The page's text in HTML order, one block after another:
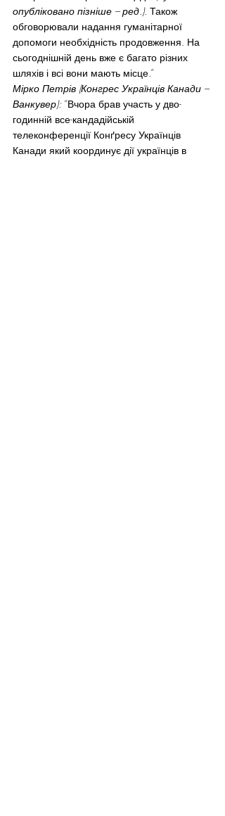
опубліковано пізніше – ред.). Також
обговорювали надання гуманітарної
допомоги необхідність продовження. На
сьогоднішній день вже є багато різних
шляхів і всі вони мають місце.”
Мірко Петрів (Конгрес Українців Канади –
Ванкувер): “Вчора брав участь у дво-
годинній все-кандадійській
телеконференції Конґресу Українців
Канади який координує дії українців в